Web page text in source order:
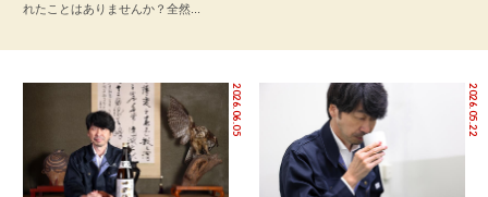
れたことはありませんか？全然...
2026.06.05 2026.05.22